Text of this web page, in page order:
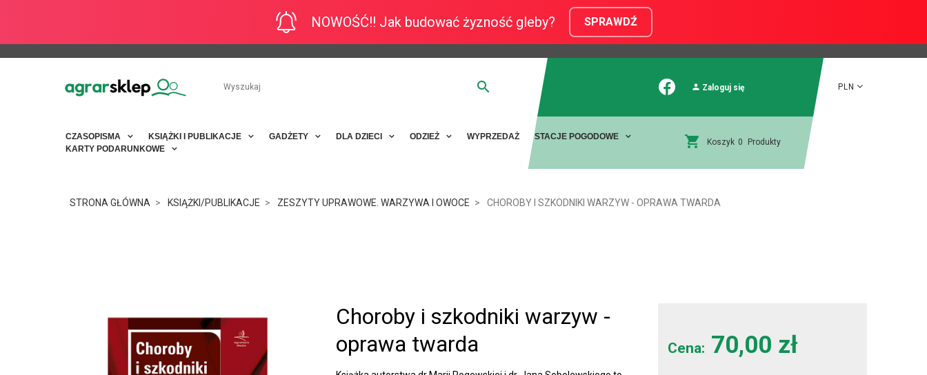
NOWOŚĆ!! Jak budować żyzność gleby? SPRAWDŹ
Zaloguj się PLN
CZASOPISMA KSIĄŻKI I PUBLIKACJE GADŻETY DLA DZIECI ODZIEŻ WYPRZEDAŻ
STACJE POGODOWE
KARTY PODARUNKOWE
Koszyk 0 Produkty
STRONA GŁÓWNA KSIĄŻKI/PUBLIKACJE ZESZYTY UPRAWOWE. WARZYWA I OWOCE CHOROBY I SZKODNIKI WARZYW - OPRAWA TWARDA
Choroby i szkodniki warzyw -
oprawa twarda
Cena: 70,00 zł